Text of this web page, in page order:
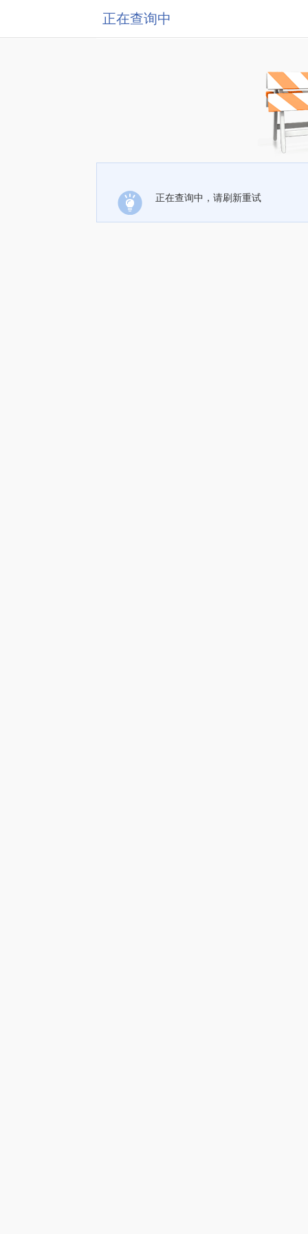
正在查询中
正在查询中，请刷新重试